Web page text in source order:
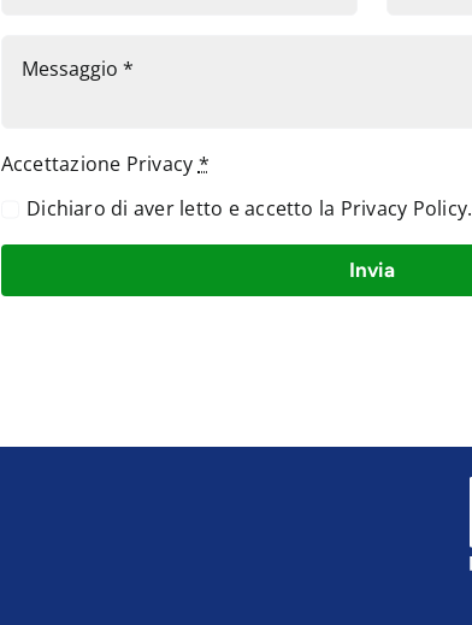
Accettazione Privacy *
Dichiaro di aver letto e accetto la Privacy Policy.
Invia